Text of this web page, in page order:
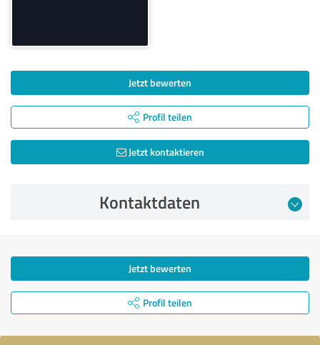
Jetzt bewerten
Profil teilen
Jetzt kontaktieren
Kontaktdaten
Jetzt bewerten
Profil teilen